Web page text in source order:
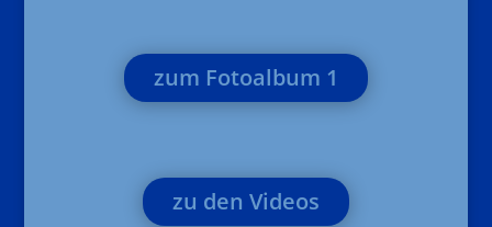
zum Fotoalbum 1
zu den Videos